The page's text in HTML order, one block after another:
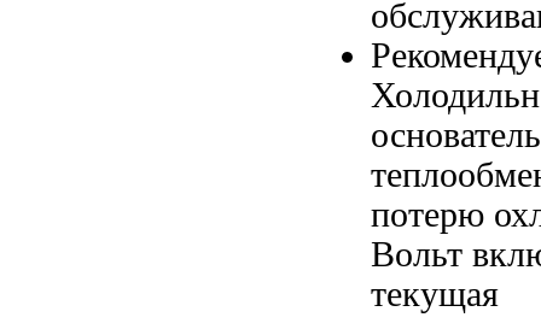
потерю
Вольт
текущая